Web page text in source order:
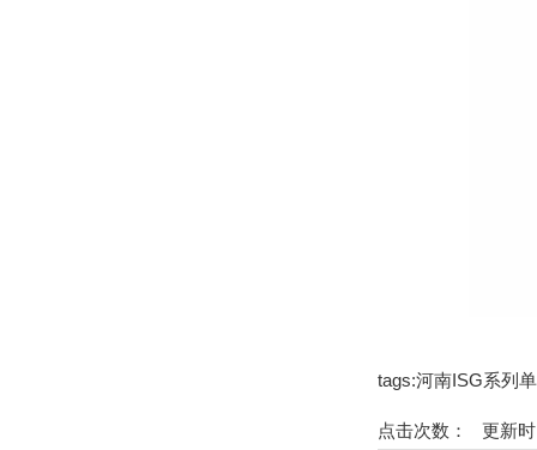
tags:河南ISG系列
点击次数： 更新